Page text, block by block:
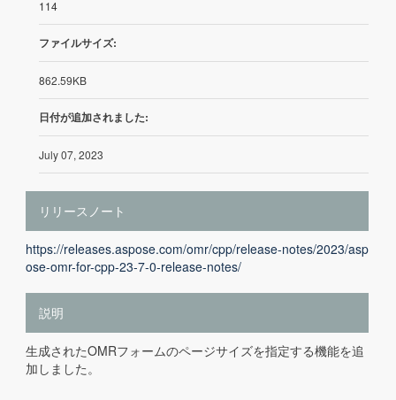
114
ファイルサイズ:
862.59KB
日付が追加されました:
July 07, 2023
リリースノート
https://releases.aspose.com/omr/cpp/release-notes/2023/asp
ose-omr-for-cpp-23-7-0-release-notes/
説明
生成されたOMRフォームのページサイズを指定する機能を追
加しました。